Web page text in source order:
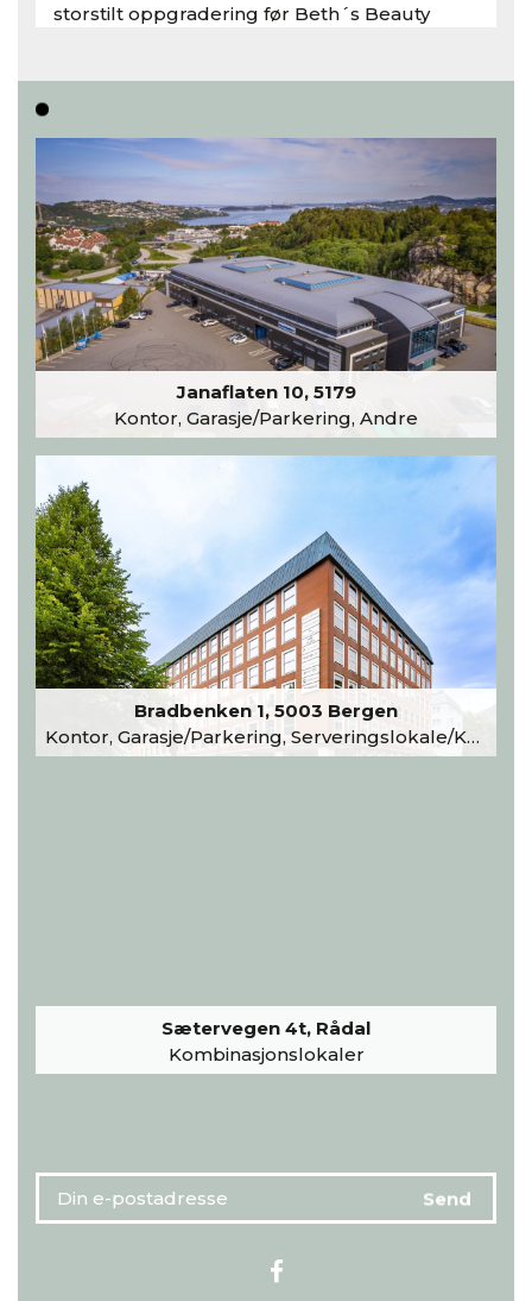
storstilt oppgradering før Beth´s Beauty
Les hele artikkelen
Janaflaten 10, 5179
Kontor, Garasje/Parkering, Andre
Bradbenken 1, 5003 Bergen
Kontor, Garasje/Parkering, Serveringslokale/Kantine, Undervisning/Arrangement
Sætervegen 4t, Rådal
Kombinasjonslokaler